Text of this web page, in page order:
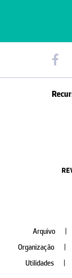
Arquivo
Organização
Utilidades